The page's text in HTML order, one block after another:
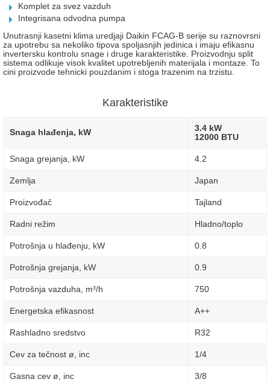
Komplet za svez vazduh
Integrisana odvodna pumpa
Unutrasnji kasetni klima uredjaji Daikin FCAG-B serije su raznovrsni
za upotrebu sa nekoliko tipova spoljasnjih jedinica i imaju efikasnu
invertersku kontrolu snage i druge karakteristike. Proizvodnju split
sistema odlikuje visok kvalitet upotrebljenih materijala i montaze. To
cini proizvode tehnicki pouzdanim i stoga trazenim na trzistu.
Karakteristike
Snaga hlađenja, kW
3.4 kW
12000 BTU
Snaga grejanja, kW 4.2
Zemlja Japan
Proizvođač Tajland
Radni režim Hladno/toplo
Potrošnja u hlađenju, kW 0.8
Potrošnja grejanja, kW 0.9
Potrošnja vazduha, m³/h 750
Energetska efikasnost A++
Rashladno sredstvo R32
Cev za tečnost ø, inc 1/4
Gasna cev ø, inc 3/8